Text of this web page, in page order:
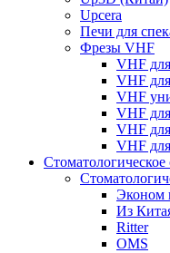
Upcera
Печи для
Фрезы VHF
VHF
VHF
VHF
VHF
VHF
VHF
Эконом
Из
Ritter
OMS